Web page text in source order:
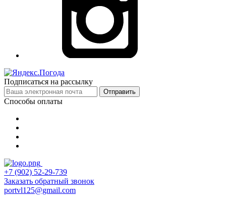
Подписаться на рассылку
Отправить
Способы оплаты
+7 (902) 52-29-739
Заказать обратный звонок
portvl125@gmail.com